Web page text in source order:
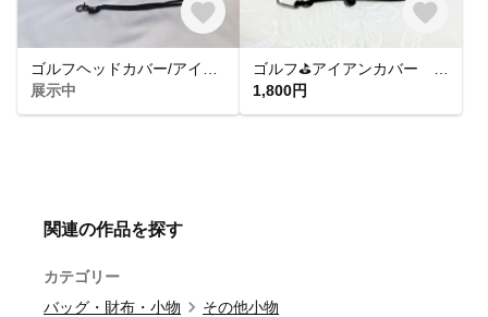
展示中
1,800円
関連の作品を探す
カテゴリー
バッグ・財布・小物
その他小物